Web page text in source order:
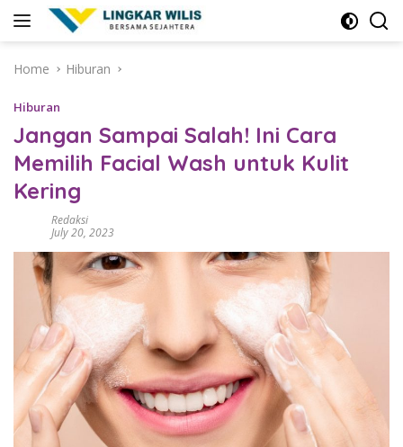
Home
Hiburan
Hiburan
Jangan Sampai Salah! Ini Cara
Memilih Facial Wash untuk Kulit
Kering
Redaksi
July 20, 2023